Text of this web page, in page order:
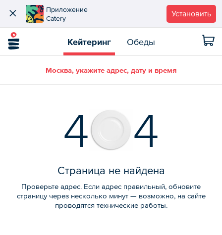
Приложение
Catery
Установить
Кейтеринг Обеды
Москва, укажите адрес, дату и время
4 4
Страница не найдена
Проверьте адрес. Если адрес правильный, обновите
страницу через несколько минут — возможно, на сайте
проводятся технические работы.